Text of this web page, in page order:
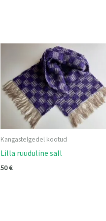
Kangastelgedel kootud
Lilla ruuduline sall
50€